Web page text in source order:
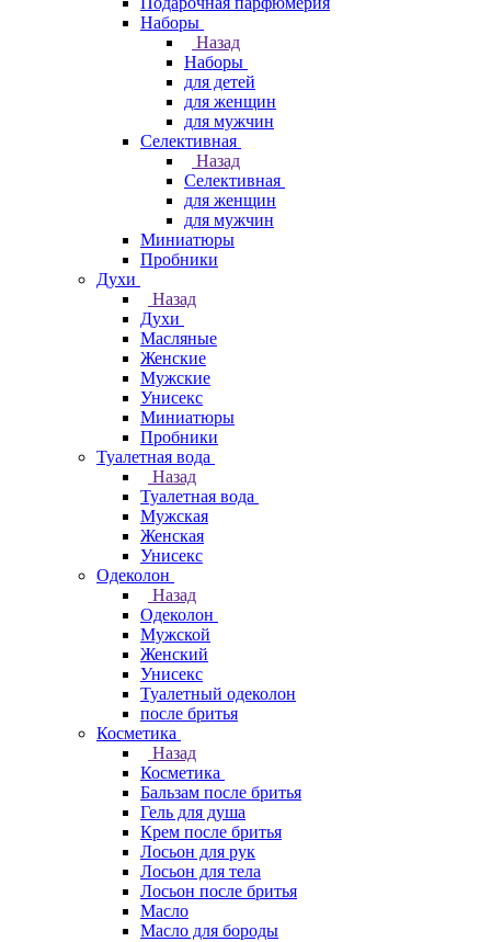
Наборы
Назад
Наборы
для детей
для женщин
для мужчин
Селективная
Назад
Селективная
для женщин
для мужчин
Миниатюры
Пробники
Духи
Назад
Духи
Масляные
Женские
Мужские
Унисекс
Миниатюры
Пробники
Туалетная вода
Назад
Туалетная вода
Мужская
Женская
Унисекс
Одеколон
Назад
Одеколон
Мужской
Женский
Унисекс
Туалетный одеколон
после бритья
Косметика
Назад
Косметика
Бальзам после бритья
Гель для душа
Крем после бритья
Лосьон для рук
Лосьон для тела
Лосьон после бритья
Масло
Масло для бороды